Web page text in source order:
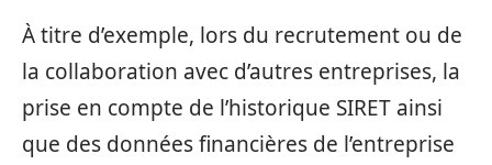
À titre d’exemple, lors du recrutement ou de
la collaboration avec d’autres entreprises, la
prise en compte de l’historique SIRET ainsi
que des données financières de l’entreprise